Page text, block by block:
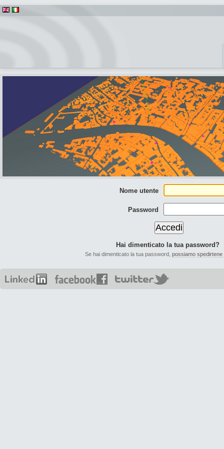
Nome utente
Password
Hai dimenticato la tua password?
Se hai dimenticato la tua password, possiamo spedirtene